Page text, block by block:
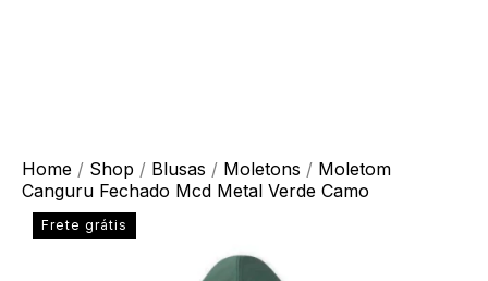
Home / Shop / Blusas / Moletons / Moletom
Canguru Fechado Mcd Metal Verde Camo
Frete grátis